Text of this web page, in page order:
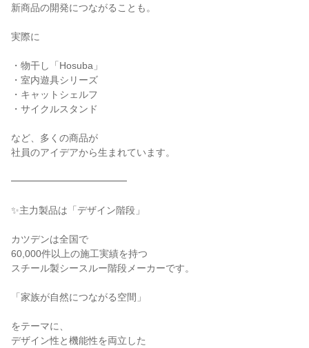
新商品の開発につながることも。
実際に
・物干し「Hosuba」
・室内遊具シリーズ
・キャットシェルフ
・サイクルスタンド
など、多くの商品が
社員のアイデアから生まれています。
━━━━━━━━━━━━
✨️主力製品は「デザイン階段」
カツデンは全国で
60,000件以上の施工実績を持つ
スチール製シースルー階段メーカーです。
「家族が自然につながる空間」
をテーマに、
デザイン性と機能性を両立した